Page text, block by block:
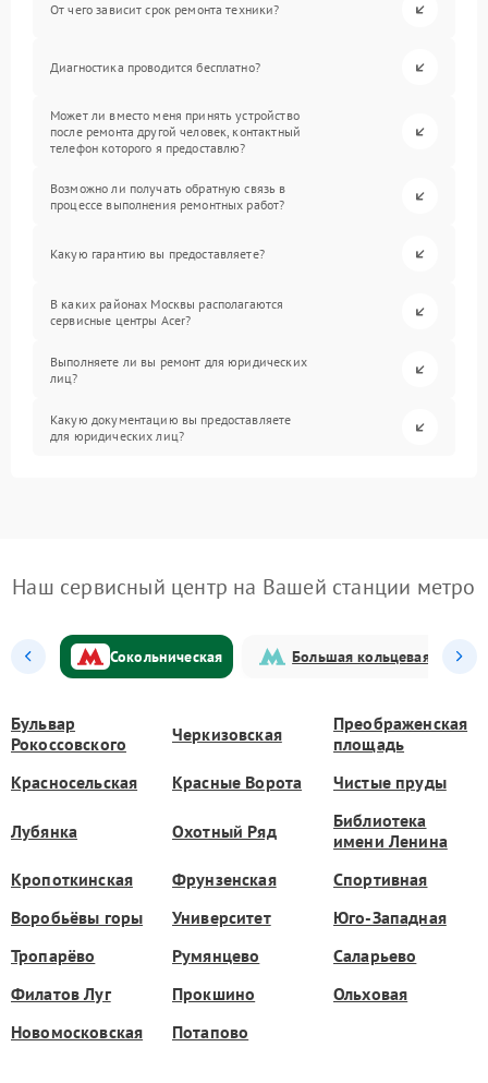
От чего зависит срок ремонта техники?
Диагностика проводится бесплатно?
Может ли вместо меня принять устройство
после ремонта другой человек, контактный
телефон которого я предоставлю?
Возможно ли получать обратную связь в
процессе выполнения ремонтных работ?
Какую гарантию вы предоставляете?
В каких районах Москвы располагаются
сервисные центры Acer?
Выполняете ли вы ремонт для юридических
лиц?
Какую документацию вы предоставляете
для юридических лиц?
Наш сервисный центр на Вашей станции метро
Сокольническая Большая кольцевая
Бульвар
Рокоссовского
Черкизовская
Преображенская
площадь
Красносельская
Красные Ворота Чистые пруды
Лубянка Охотный Ряд
Библиотека
имени Ленина
Кропоткинская
Фрунзенская
Спортивная
Воробьёвы горы
Университет
Юго-Западная
Тропарёво
Румянцево
Саларьево
Филатов Луг
Прокшино
Ольховая
Новомосковская
Потапово